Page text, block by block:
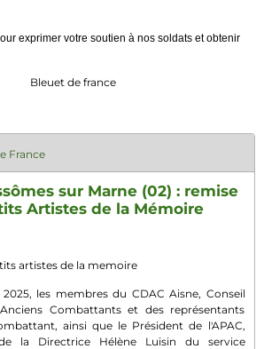
exprimer votre soutien à nos soldats et obtenir
France
sur Marne (02) : remise
Artistes de la Mémoire
les membres du CDAC Aisne, Conseil
Combattants et des représentants
ainsi que le Président de l'APAC,
la Directrice Hélène Luisin du service